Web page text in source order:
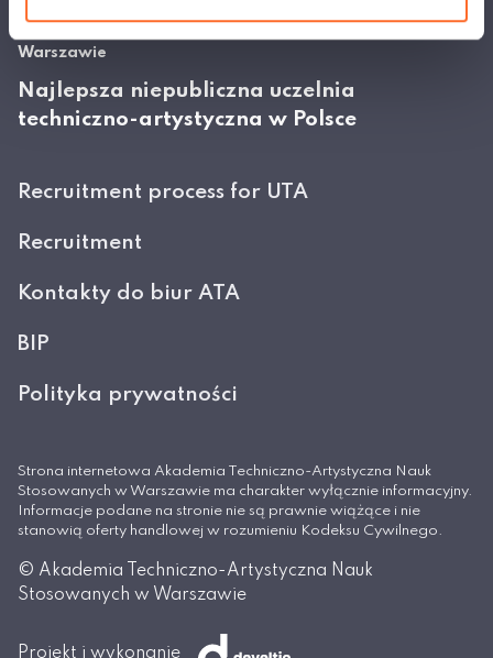
Warszawie
Najlepsza niepubliczna uczelnia
techniczno-artystyczna w Polsce
Recruitment process for UTA
Recruitment
Kontakty do biur ATA
BIP
Polityka prywatności
Strona internetowa Akademia Techniczno-Artystyczna Nauk
Stosowanych w Warszawie ma charakter wyłącznie informacyjny.
Informacje podane na stronie nie są prawnie wiążące i nie
stanowią oferty handlowej w rozumieniu Kodeksu Cywilnego.
© Akademia Techniczno-Artystyczna Nauk
Stosowanych w Warszawie
Projekt i wykonanie